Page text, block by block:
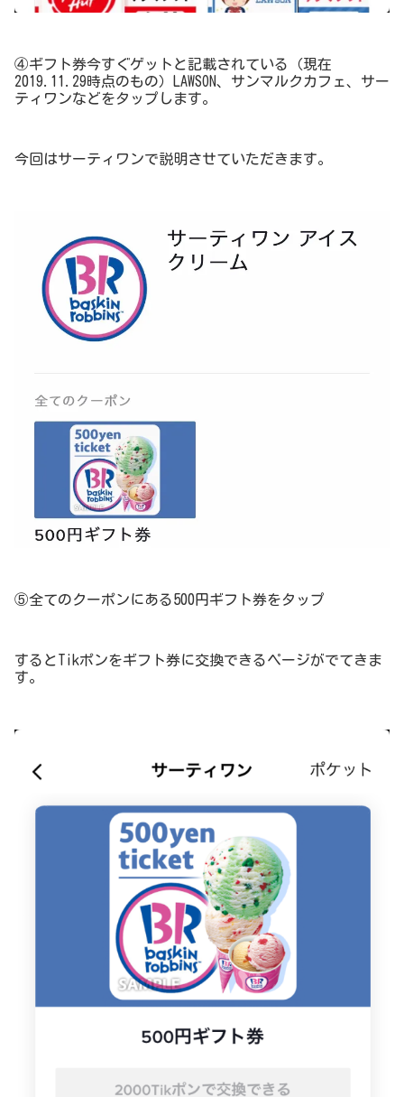
④ギフト券今すぐゲットと記載されている（現在
2019.11.29時点のもの）LAWSON、サンマルクカフェ、サー
ティワンなどをタップします。
今回はサーティワンで説明させていただきます。
⑤全てのクーポンにある500円ギフト券をタップ
するとTikポンをギフト券に交換できるページがでてきま
す。